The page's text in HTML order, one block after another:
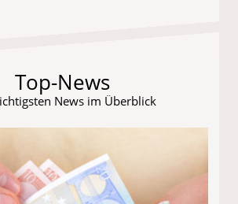
Top-News
News im Überblick